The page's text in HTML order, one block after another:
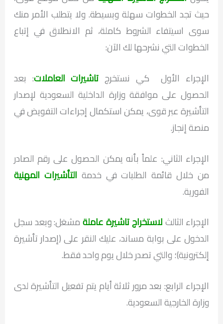
حيث تجد الخطوات سهلة وبسيطة. ولا يتطلب الأمر منك
سوى اسيتفاء الشروط كاملة، ثم الانطلاق في إتباع
الخطوات التي نشرحها لك الآن:
الإجراء الأول كي نستخرج تاشيرات العاملات: بعد
الحصول على موافقة وزارة الداخلية السعودية لإصدار
التأشيرة عبر قوى، يمكن استكمال إجراءات التفويض في
منصة إنجاز.
الإجراء الثاني: علماً بأنه يمكن الحصول على رقم الصادر
من خلال قائمة الطلبات في خدمة التأشيرات المهنية
الفورية.
الإجراء الثالثلاستخراج تاشيرة عاملةمشغل: وبعد سجل
الدخول على بوابة مساند، عليك النقر على (إصدار تأشيرة
إلكترونية)؛ والتي تصدر خلال يوم واحد فقط.
الإجراء الرابع: بعد مرور ثلاثة أيام يتم تفعيل التأشيرة لدى
وزارة الخارجية السعودية.